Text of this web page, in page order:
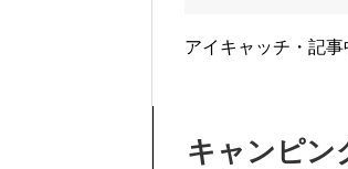
アイキャッチ・記
キャンピン